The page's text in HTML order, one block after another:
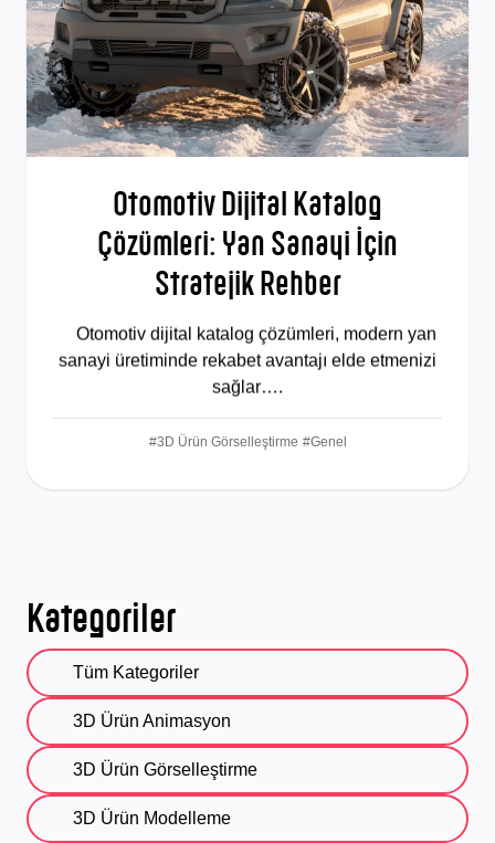
Otomotiv Dijital Katalog
Çözümleri: Yan Sanayi İçin
Stratejik Rehber
Otomotiv dijital katalog çözümleri, modern yan
sanayi üretiminde rekabet avantajı elde etmenizi
sağlar….
#3D Ürün Görselleştirme #Genel
Kategoriler
Tüm Kategoriler
3D Ürün Animasyon
3D Ürün Görselleştirme
3D Ürün Modelleme